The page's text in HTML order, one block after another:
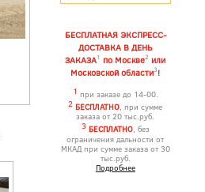
БЕСПЛАТНАЯ ЭКСПРЕСС-
ДОСТАВКА В ДЕНЬ
ЗАКАЗА1 по Москве2 или
Московской области3!
1 при заказе до 14-00.
2 БЕСПЛАТНО, при сумме
заказа от 20 тыс.руб.
3 БЕСПЛАТНО, без
ограничения дальности от
МКАД при сумме заказа от 30
тыс.руб.
Подробнее